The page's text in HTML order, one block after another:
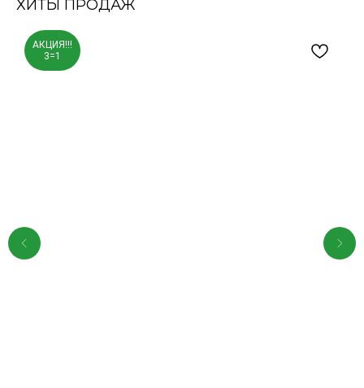
ХИТЫ ПРОДАЖ
АКЦИЯ!!!
3=1